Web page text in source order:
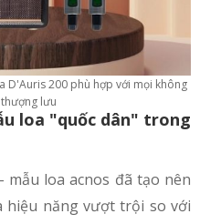
D'Auris 200 phù hợp với mọi không
lưu
loa "quốc dân" trong
mẫu loa acnos đã tạo nên
hiệu năng vượt trội so với